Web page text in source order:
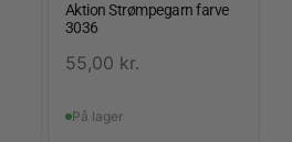
Aktion Strømpegarn farve
3036
55,00 kr.
På lager